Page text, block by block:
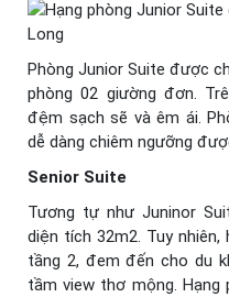
Phòng Junior Suite được
phòng 02 giường đơn.
đệm sạch sẽ và êm ái.
dễ dàng chiêm ngưỡng
Senior Suite
Tương tự như Juninor
diện tích 32m2. Tuy
tầng 2, đem đến cho du
tầm view thơ mộng. Hạng